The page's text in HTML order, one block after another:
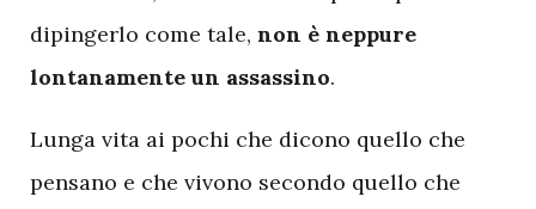
dipingerlo come tale, non è neppure
lontanamente un assassino.
Lunga vita ai pochi che dicono quello che
pensano e che vivono secondo quello che